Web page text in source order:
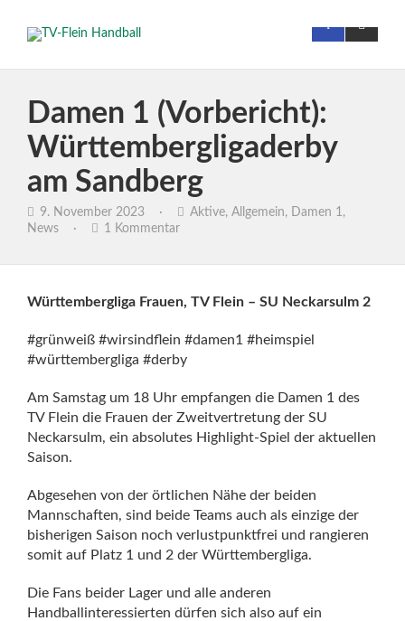
Damen 1 (Vorbericht):
Württembergligaderby
am Sandberg
9. November 2023 · Aktive, Allgemein, Damen 1,
News
· 1 Kommentar
Württembergliga Frauen, TV Flein – SU Neckarsulm 2
#grünweiß #wirsindflein #damen1 #heimspiel
#württembergliga #derby
Am Samstag um 18 Uhr empfangen die Damen 1 des
TV Flein die Frauen der Zweitvertretung der SU
Neckarsulm, ein absolutes Highlight-Spiel der aktuellen
Saison.
Abgesehen von der örtlichen Nähe der beiden
Mannschaften, sind beide Teams auch als einzige der
bisherigen Saison noch verlustpunktfrei und rangieren
somit auf Platz 1 und 2 der Württembergliga.
Die Fans beider Lager und alle anderen
Handballinteressierten dürfen sich also auf ein